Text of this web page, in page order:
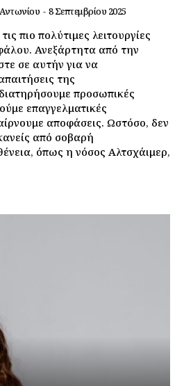
- 8 Σεπτεμβρίου 2025
πιο πολύτιμες λειτουργίες
Ανεξάρτητα από την
σε αυτήν για να
της
προσωπικές
επαγγελματικές
αποφάσεις. Ωστόσο, δεν
από σοβαρή
όπως η νόσος Αλτσχάιμερ,